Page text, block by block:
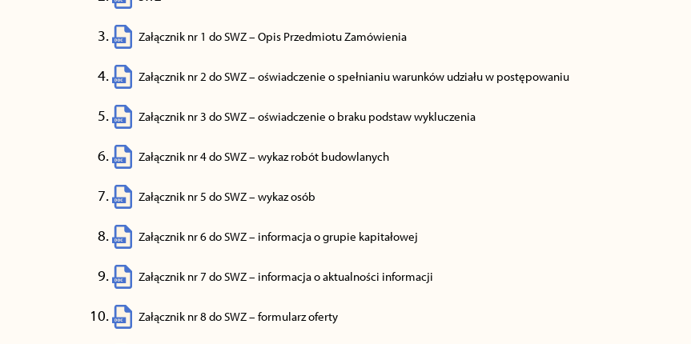
Załącznik nr 1 do SWZ – Opis Przedmiotu Zamówienia
Załącznik nr 2 do SWZ – oświadczenie o spełnianiu warunków udziału w postępowaniu
Załącznik nr 3 do SWZ – oświadczenie o braku podstaw wykluczenia
Załącznik nr 4 do SWZ – wykaz robót budowlanych
Załącznik nr 5 do SWZ – wykaz osób
Załącznik nr 6 do SWZ – informacja o grupie kapitałowej
Załącznik nr 7 do SWZ – informacja o aktualności informacji
Załącznik nr 8 do SWZ – formularz oferty